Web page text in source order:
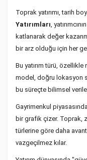
Toprak yatırımı, tarih
Yatırımları ,
katlanarak değer
bir arz olduğu için her
Bu yatırım türü,
model, doğru lokasyon
bu süreçte bilimsel
Gayrimenkul
bir grafik çizer. Toprak,
türlerine göre daha
vazgeçilmez kılar.